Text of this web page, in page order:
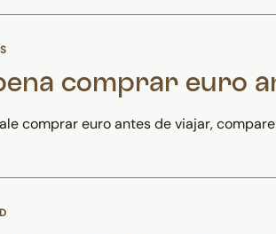
comprar euro
comprar euro antes de viajar,